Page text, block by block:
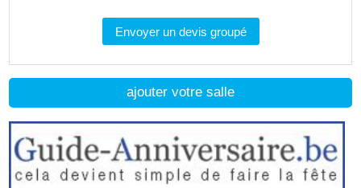
ajouter votre salle
Envoyer un devis groupé